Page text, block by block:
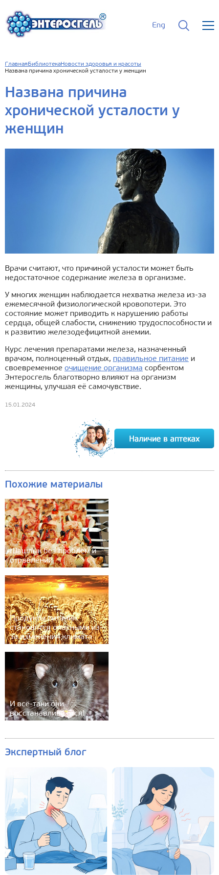
Eng
Главная БиблиотекаНовости здоровья и красоты
Названа причина хронической усталости у женщин
Названа причина
хронической усталости у
женщин
Врачи считают, что причиной усталости может быть
недостаточное содержание железа в организме.
У многих женщин наблюдается нехватка железа из-за
ежемесячной физиологической кровопотери. Это
состояние может приводить к нарушению работы
сердца, общей слабости, снижению трудоспособности и
к развитию железодефицитной анемии.
Курс лечения препаратами железа, назначенный
врачом, полноценный отдых, правильное питание и
своевременное очищение организма сорбентом
Энтеросгель благотворно влияют на организм
женщины, улучшая её самочувствие.
15.01.2024
Похожие материалы
Шашлык без проблем и
отравлений
Продукты питания
становятся опасными из-
за изменения климата
И всё-таки они
восстанавливаются!
Экспертный блог